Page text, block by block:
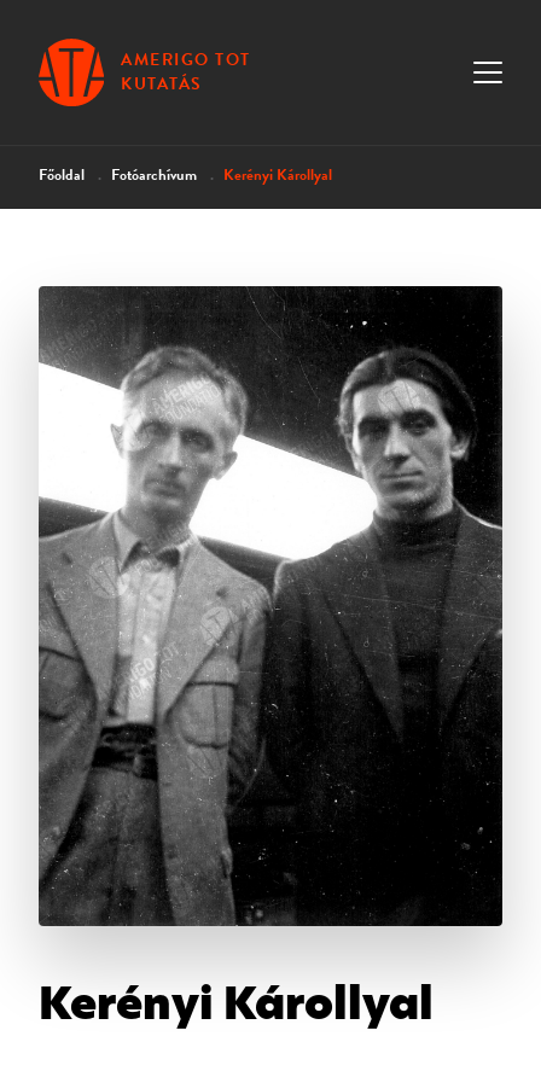
AMERIGO TOT
KUTATÁS
Főoldal Fotóarchívum Kerényi Károllyal
Kerényi Károllyal